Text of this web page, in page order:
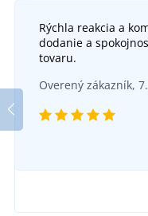
Rýchla reakcia a
dodanie a
tovaru.
Overený zákazník,